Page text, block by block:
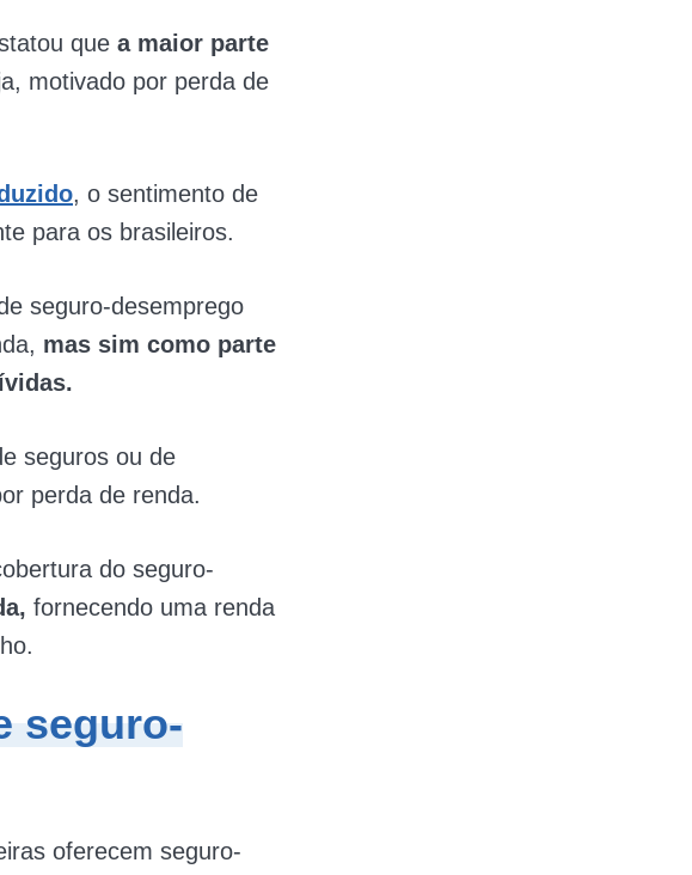
que a maior parte
motivado por perda de
, o sentimento de
para os brasileiros.
seguro-desemprego
mas sim como parte
seguros ou de
perda de renda.
do seguro-
fornecendo uma renda
seguro-
oferecem seguro-